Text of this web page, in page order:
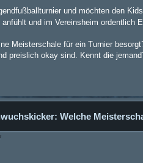
und möchten den
und im Vereinsheim ordentlich
Meisterschale für ein Turnier
preislich okay sind. Kennt die
Welche